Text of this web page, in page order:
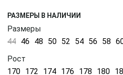
РАЗМЕРЫ В НАЛИЧИИ
Размеры
44 46 48 50 52 54 56 58
Рост
170 172 174 176 178 180